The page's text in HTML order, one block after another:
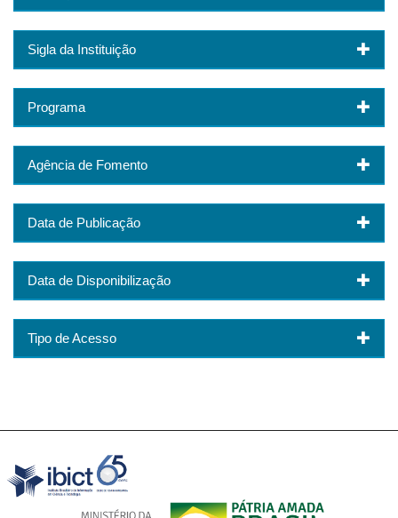
Sigla da Instituição
Programa
Agência de Fomento
Data de Publicação
Data de Disponibilização
Tipo de Acesso